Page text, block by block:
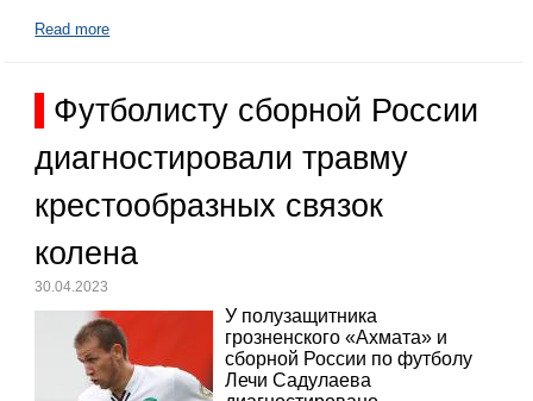
Read more
Футболисту сборной России
диагностировали травму
крестообразных связок
колена
30.04.2023
У полузащитника
грозненского «Ахмата» и
сборной России по футболу
Лечи Садулаева